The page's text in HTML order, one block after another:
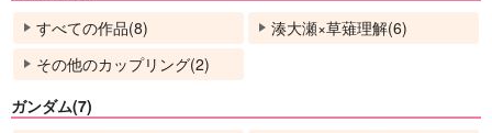
すべての作品(8)
湊大瀬×草薙理解(6)
その他のカップリング(2)
ガンダム(7)